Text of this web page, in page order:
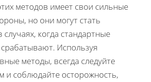
методов имеет свои сильные
но они могут стать
случаях, когда стандартные
Используя
методы, всегда следуйте
и соблюдайте осторожность,